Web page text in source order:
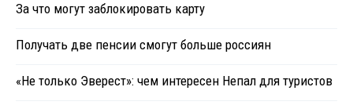
За что могут заблокировать карту
Получать две пенсии смогут больше россиян
«Не только Эверест»: чем интересен Непал для туристов